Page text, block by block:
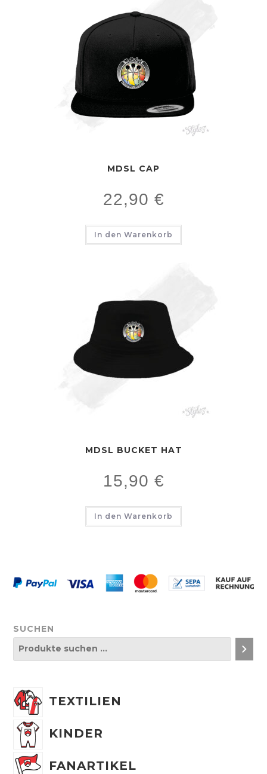
MDSL CAP
22,90 €
In den Warenkorb
MDSL BUCKET HAT
15,90 €
In den Warenkorb
SUCHEN
TEXTILIEN
KINDER
FANARTIKEL